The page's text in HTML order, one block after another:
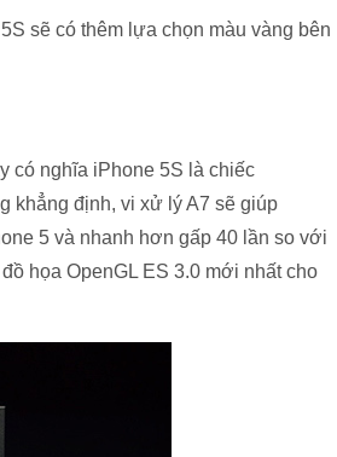
sẽ có thêm lựa chọn màu vàng bên
có nghĩa iPhone 5S là chiếc
khẳng định, vi xử lý A7 sẽ giúp
5 và nhanh hơn gấp 40 lần so với
họa OpenGL ES 3.0 mới nhất cho